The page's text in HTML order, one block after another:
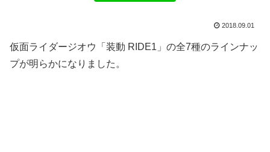
2018.09.01
仮面ライダージオウ「装動 RIDE1」の全7種のラインナッ
プが明らかになりました。